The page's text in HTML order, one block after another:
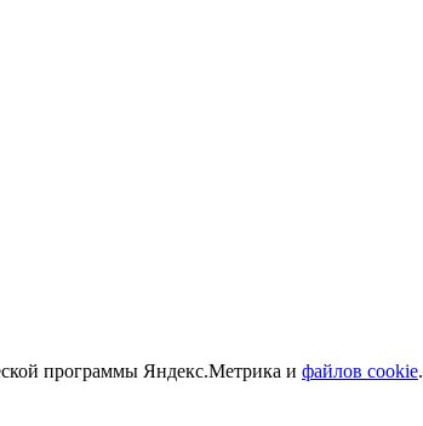
программы Яндекс.Метрика и файлов cookie.